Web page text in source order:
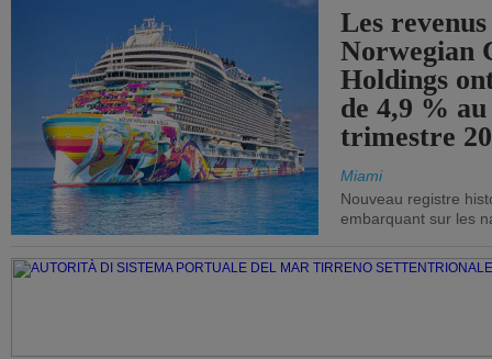
Les
Norwegian
Holdings
de 4,9 %
trimestre
Miami
Nouveau registre
embarquant sur les